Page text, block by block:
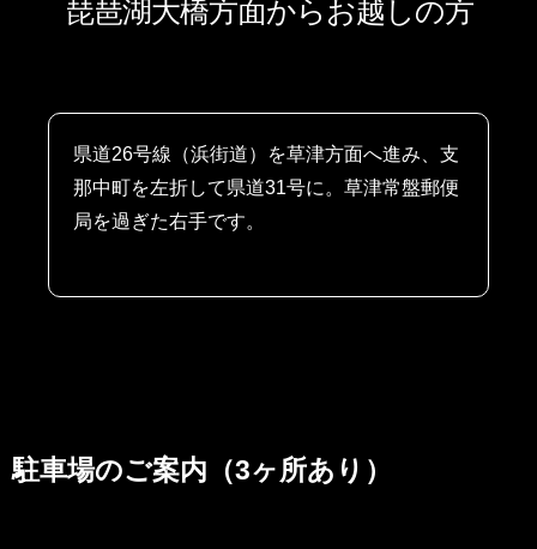
琵琶湖大橋方面からお越しの方
県道26号線（浜街道）を草津方面へ進み、支
那中町を左折して県道31号に。草津常盤郵便
局を過ぎた右手です。
駐車場のご案内（3ヶ所あり）